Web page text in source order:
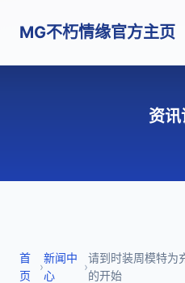
MG不朽情缘官方主页
资
首
页
›
新闻中
心
›
请到时装周模特为
的开始